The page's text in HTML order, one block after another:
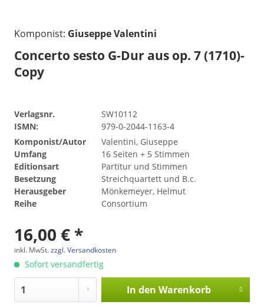
Komponist: Giuseppe Valentini
Concerto sesto G-Dur aus op. 7 (1710)-
Copy
Verlagsnr.
SW10112
ISMN:
979-0-2044-1163-4
Komponist/Autor
Valentini, Giuseppe
Umfang
16 Seiten + 5 Stimmen
Editionsart
Partitur und Stimmen
Besetzung
Streichquartett und B.c.
Herausgeber
Mönkemeyer, Helmut
Reihe
Consortium
16,00 € *
inkl. MwSt.zzgl. Versandkosten
Sofort versandfertig
In den Warenkorb